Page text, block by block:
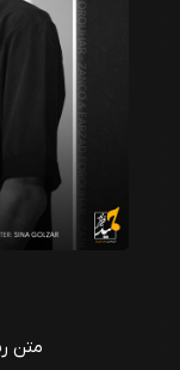
متن